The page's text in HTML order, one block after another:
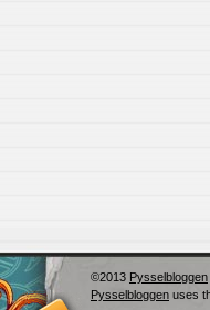
©2013 Pysselbloggen
Pysselbloggen uses